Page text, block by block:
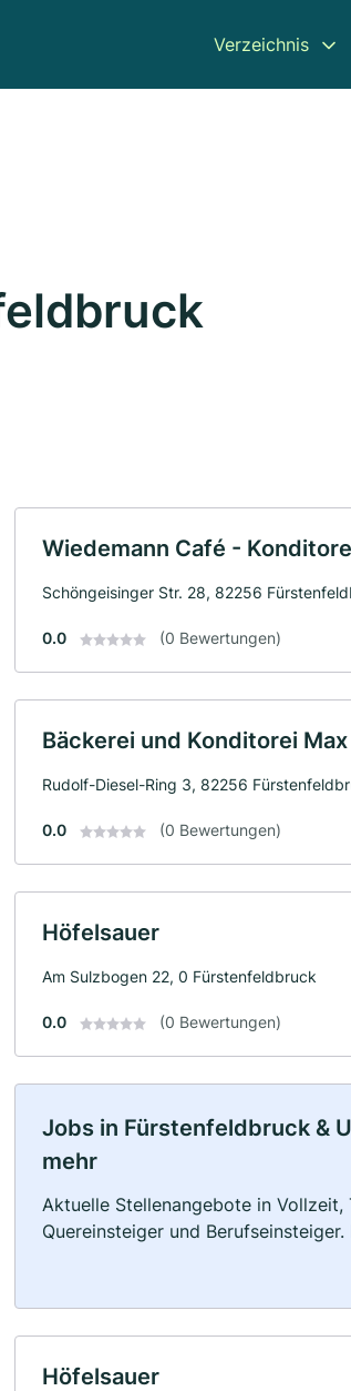
Verzeichnis
Wiedemann Café -
Schöngeisinger Str. 28, 82256
0.0 (0 Bewertungen)
Bäckerei und Konditorei
Rudolf-Diesel-Ring 3, 82256
0.0 (0 Bewertungen)
Höfelsauer
Am Sulzbogen 22, 0 Fürstenfeldbruck
0.0 (0 Bewertungen)
Jobs in Fürstenfeldbruck &
mehr
Aktuelle Stellenangebote in
Quereinsteiger und
Höfelsauer